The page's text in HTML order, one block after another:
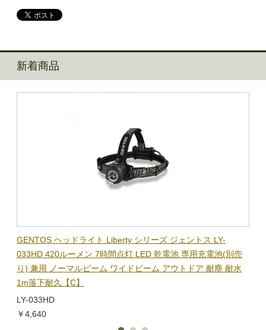
新着商品
GENTOS ヘッドライト Liberty シリーズ ジェントス LY-
033HD 420ルーメン 7時間点灯 LED 乾電池 専用充電池(別売
り) 兼用 ノーマルビーム ワイドビーム アウトドア 耐塵 耐水
1m落下耐久【C】
LY-033HD
￥4,640